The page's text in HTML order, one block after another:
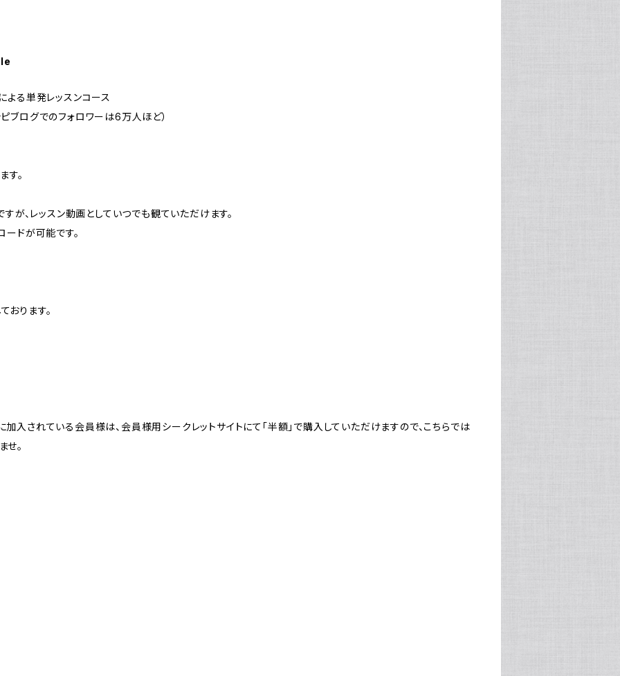
る単発レッスンコース
ブログでのフォロワーは6万人ほど）
す。
が、レッスン動画としていつでも観ていただけます。
ドが可能です。
ります。
入されている会員様は、会員様用シークレットサイトにて「半額」で購入していただけますので、こちらでは
せ。